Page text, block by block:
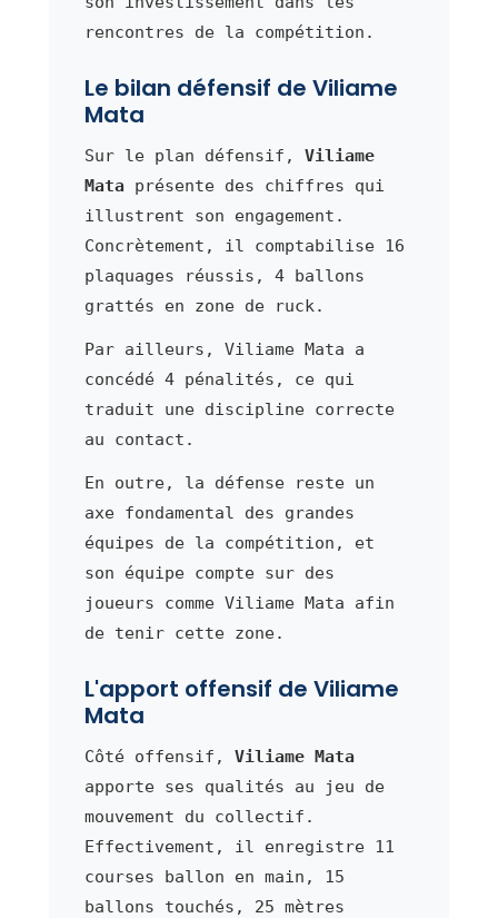
rencontres de la compétition.
Le bilan défensif de Viliame
Mata
Sur le plan défensif, Viliame
Mata présente des chiffres qui
illustrent son engagement.
Concrètement, il comptabilise 16
plaquages réussis, 4 ballons
grattés en zone de ruck.
Par ailleurs, Viliame Mata a
concédé 4 pénalités, ce qui
traduit une discipline correcte
au contact.
En outre, la défense reste un
axe fondamental des grandes
équipes de la compétition, et
son équipe compte sur des
joueurs comme Viliame Mata afin
de tenir cette zone.
L'apport offensif de Viliame
Mata
Côté offensif, Viliame Mata
apporte ses qualités au jeu de
mouvement du collectif.
Effectivement, il enregistre 11
courses ballon en main, 15
ballons touchés, 25 mètres